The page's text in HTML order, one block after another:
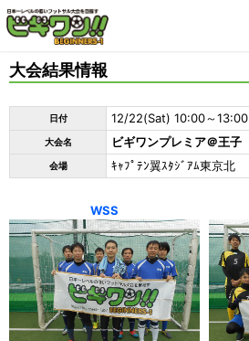
会場
大会結果
よくある質問
参加者の声
大会結果情報
日付 12/22(Sat) 10:00～13:00
大会名 ビギワンプレミア＠王子
会場 ｷｬﾌﾟﾃﾝ翼ｽﾀｼﾞｱﾑ東京北
WSS